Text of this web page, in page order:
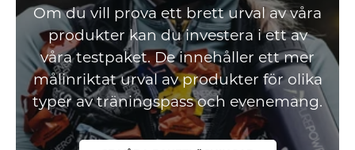
Om du vill prova ett brett urval av våra
produkter kan du investera i ett av
våra testpaket. De innehåller ett mer
målinriktat urval av produkter för olika
typer av träningspass och evenemang.